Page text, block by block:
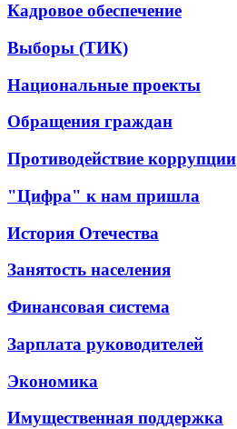
Кадровое обеспечение
Выборы (ТИК)
Национальные проекты
Обращения граждан
Противодействие коррупции
"Цифра" к нам пришла
История Отечества
Занятость населения
Финансовая система
Зарплата руководителей
Экономика
Имущественная поддержка